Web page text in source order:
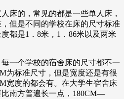
床的，常见的都是一些单人床，
但是不同的学校在床的尺寸标准
都是1．8米，1．86米以及两米
一个学校的宿舍床的尺寸都不一
为标准尺寸，但是宽度还是有很
宽度的都会有。在大学生宿舍床
南方普遍长一点，180CM—